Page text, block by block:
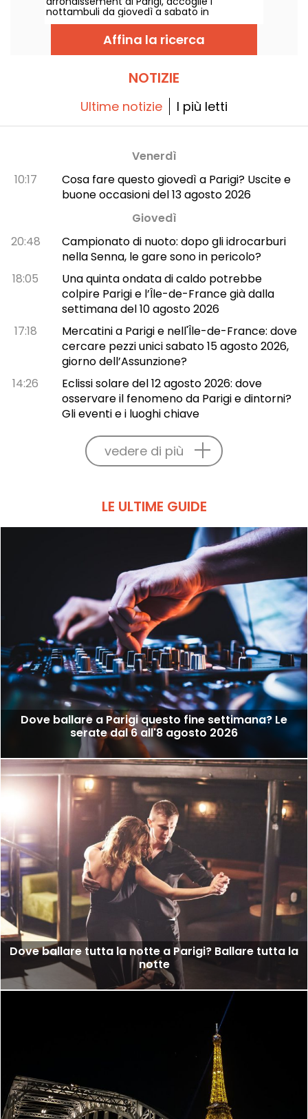
nottambuli da giovedì a sabato in
un’atmosfera immersiva, fino alle 6 del
Affina la ricerca
NOTIZIE
Ultime notizie I più letti
Venerdì
10:17
Cosa fare questo giovedì a Parigi? Uscite e
buone occasioni del 13 agosto 2026
Giovedì
20:48
Campionato di nuoto: dopo gli idrocarburi
nella Senna, le gare sono in pericolo?
18:05
Una quinta ondata di caldo potrebbe
colpire Parigi e l’Île-de-France già dalla
settimana del 10 agosto 2026
17:18
Mercatini a Parigi e nell'Île-de-France: dove
cercare pezzi unici sabato 15 agosto 2026,
giorno dell’Assunzione?
14:26
Eclissi solare del 12 agosto 2026: dove
osservare il fenomeno da Parigi e dintorni?
Gli eventi e i luoghi chiave
vedere di più
LE ULTIME GUIDE
Dove ballare a Parigi questo fine settimana? Le
serate dal 6 all'8 agosto 2026
Dove ballare tutta la notte a Parigi? Ballare tutta la
notte